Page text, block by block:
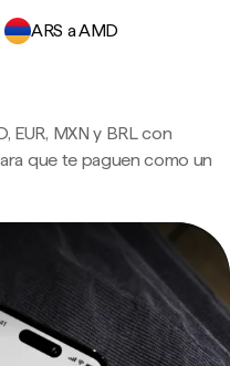
ARS a AMD
EUR, MXN y BRL con
que te paguen como un